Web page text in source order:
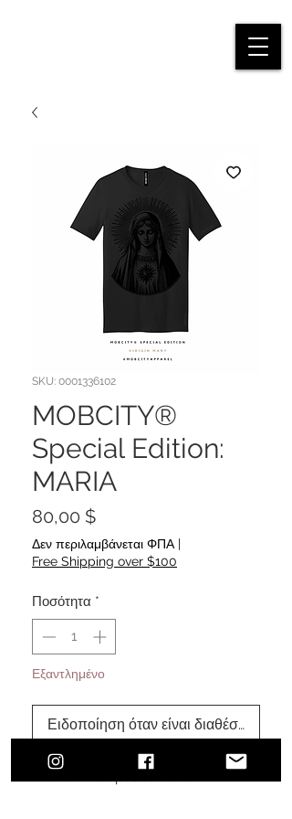
SKU: 0001336102
MOBCITY®
Special Edition:
MARIA
80,00 $Τιμή
Δεν περιλαμβάνεται ΦΠΑ |
Free Shipping over $100
Ποσότητα *
Εξαντλημένο
Ειδοποίηση όταν είναι διαθέσιμο